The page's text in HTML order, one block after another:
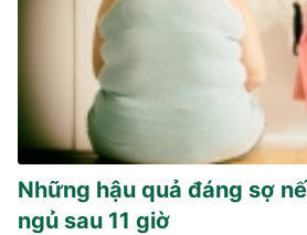
Những hậu quả đáng sợ
ngủ sau 11 giờ